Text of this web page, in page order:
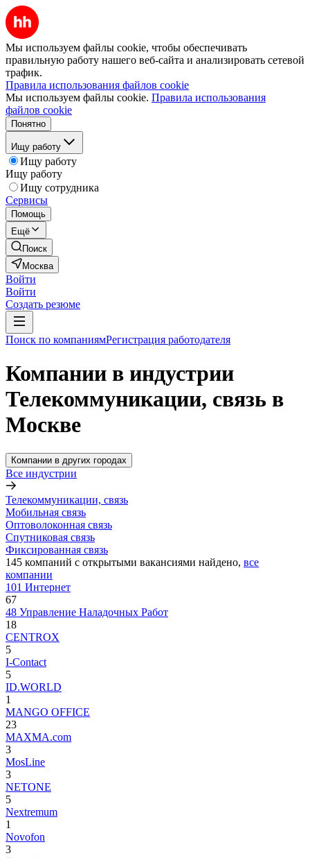
Мы используем файлы cookie, чтобы обеспечивать
правильную работу нашего веб-сайта и анализировать сетевой
трафик.
Правила использования файлов cookie
Мы используем файлы cookie. Правила использования
файлов cookie
Понятно
Ищу работу
Ищу работу
Ищу работу
Ищу сотрудника
Сервисы
Помощь
Ещё
Поиск
Москва
Войти
Войти
Создать резюме
Поиск по компаниямРегистрация работодателя
Компании в индустрии
Телекоммуникации, связь в
Москве
Компании в других городах
Все индустрии
Телекоммуникации, связь
Мобильная связь
Оптоволоконная связь
Спутниковая связь
Фиксированная связь
145 компаний с открытыми вакансиями найдено, все
компании
101 Интернет
67
48 Управление Наладочных Работ
18
CENTROX
5
I-Contact
5
ID.WORLD
1
MANGO OFFICE
23
MAXMA.com
3
MosLine
3
NETONE
5
Nextremum
1
Novofon
3